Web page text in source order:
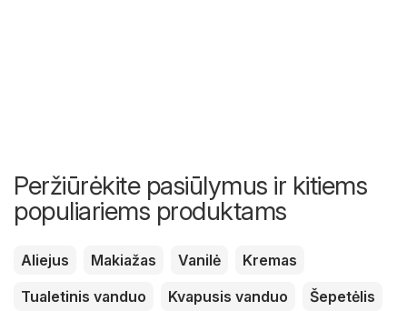
Peržiūrėkite pasiūlymus ir kitiems
populiariems produktams
Aliejus Makiažas Vanilė
Kremas
Tualetinis vanduo
Kvapusis vanduo
Šepetėlis